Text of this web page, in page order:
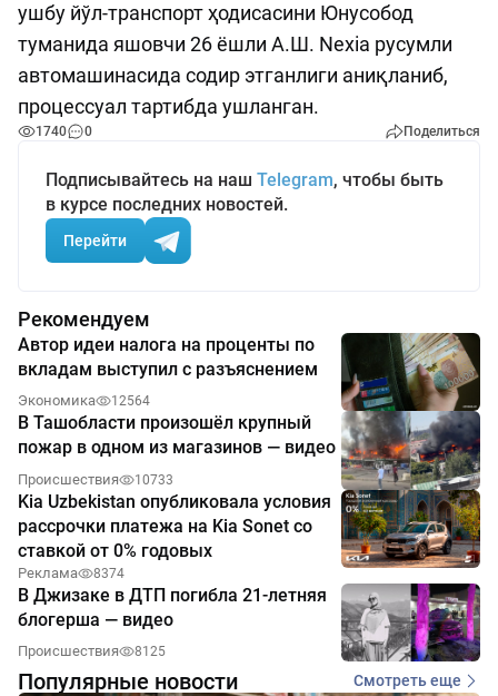
ушбу йўл-транспорт ҳодисасини Юнусобод
туманида яшовчи 26 ёшли А.Ш. Nexia русумли
автомашинасида содир этганлиги аниқланиб,
процессуал тартибда ушланган.
1740 0 Поделиться
Подписывайтесь на наш Telegram, чтобы быть
в курсе последних новостей.
Перейти
Рекомендуем
Автор идеи налога на проценты по
вкладам выступил с разъяснением
Экономика 12564
В Ташобласти произошёл крупный
пожар в одном из магазинов — видео
Происшествия 10733
Kia Uzbekistan опубликовала условия
рассрочки платежа на Kia Sonet со
ставкой от 0% годовых
Реклама 8374
В Джизаке в ДТП погибла 21-летняя
блогерша — видео
Происшествия 8125
Популярные новости Смотреть еще